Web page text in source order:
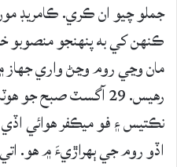
جملو چيو ان ڪري. ڪامريڊ
ڪنھن کي به پنھنجو منصوبو
مان وڃي روم وڃڻ واري
رھيس. 29 آگسٽ صبح
نڪتيس ۽ فو ميڪفر ھوائي
اڏو روم جي ٻھراڙيءَ ۾ ھو.